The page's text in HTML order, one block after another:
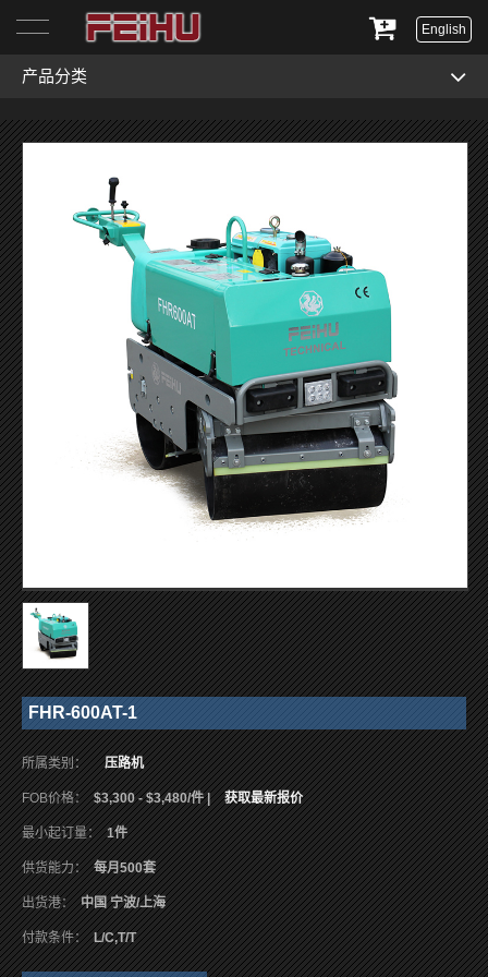
English
产品分类
FHR-600AT-1
所属类别： 压路机
FOB价格： $3,300 - $3,480/件 | 获取最新报价
最小起订量： 1件
供货能力： 每月500套
出货港： 中国 宁波/上海
付款条件： L/C,T/T
首页
关于我们
产品展示
服务与支持